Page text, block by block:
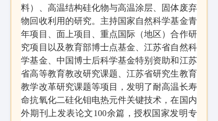
料）、高温结构硅化物与高温涂层、固体废弃
物回收利用的研究。主持国家自然科学基金青
年项目、面上项目、重点国际 （地区 ）合作研
究项目以及教育部博士点基金、江苏省自然科
学基金、中国博士后科学基金特别资助和江苏
省高等教育教改研究课题、江苏省研究生教育
教学改革研究课题等项目，发明了耐高温长寿
命抗氧化二硅化钼电热元件关键技术，在国内
外期刊上发表论文100余篇，授权国家发明专